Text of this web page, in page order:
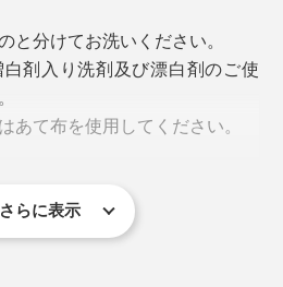
ワイトの２色。サイズは、S〜
のブランドとして、世界に羽ば
と分けてお洗いください。
剤入り洗剤及び漂白剤のご使
あて布を使用してください。
さらに表示